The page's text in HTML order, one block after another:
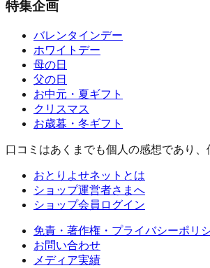
特集企画
バレンタインデー
ホワイトデー
母の日
父の日
お中元・夏ギフト
クリスマス
お歳暮・冬ギフト
口コミはあくまでも個人の感想であり
おとりよせネットとは
ショップ運営者さまへ
ショップ会員ログイン
免責・著作権・プライバシーポリ
お問い合わせ
メディア実績